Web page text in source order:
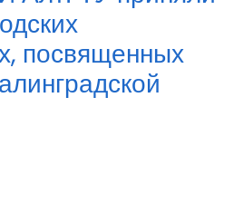
посвященных